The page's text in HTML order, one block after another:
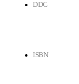
DDC
ISBN